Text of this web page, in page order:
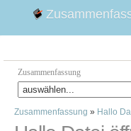
Zusammenfassung
Faust
Zusammenfassung » Hallo